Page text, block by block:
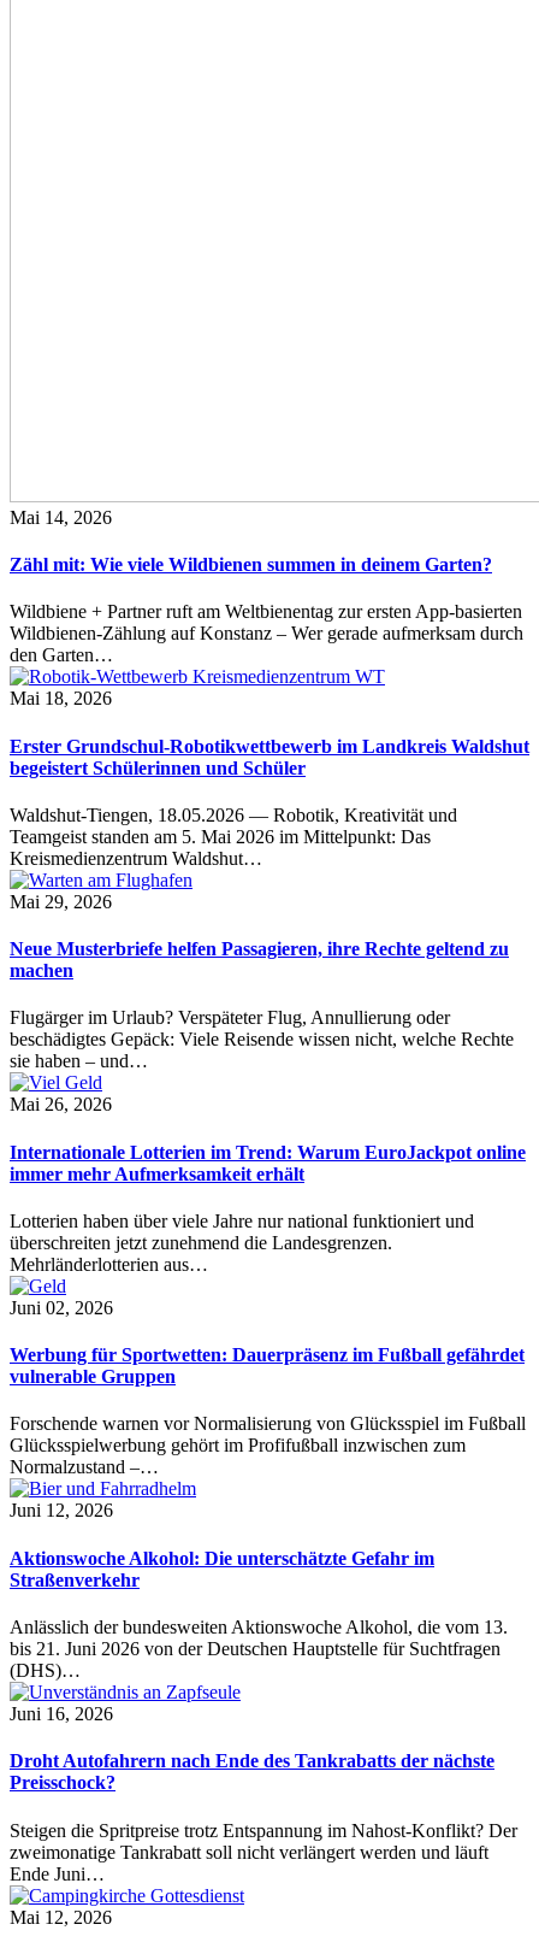
Mai 14, 2026
Zähl mit: Wie viele Wildbienen summen in deinem Garten?
Wildbiene + Partner ruft am Weltbienentag zur ersten App-basierten
Wildbienen-Zählung auf Konstanz – Wer gerade aufmerksam durch
den Garten…
Mai 18, 2026
Erster Grundschul-Robotikwettbewerb im Landkreis Waldshut
begeistert Schülerinnen und Schüler
Waldshut-Tiengen, 18.05.2026 — Robotik, Kreativität und
Teamgeist standen am 5. Mai 2026 im Mittelpunkt: Das
Kreismedienzentrum Waldshut…
Mai 29, 2026
Neue Musterbriefe helfen Passagieren, ihre Rechte geltend zu
machen
Flugärger im Urlaub? Verspäteter Flug, Annullierung oder
beschädigtes Gepäck: Viele Reisende wissen nicht, welche Rechte
sie haben – und…
Mai 26, 2026
Internationale Lotterien im Trend: Warum EuroJackpot online
immer mehr Aufmerksamkeit erhält
Lotterien haben über viele Jahre nur national funktioniert und
überschreiten jetzt zunehmend die Landesgrenzen.
Mehrländerlotterien aus…
Juni 02, 2026
Werbung für Sportwetten: Dauerpräsenz im Fußball gefährdet
vulnerable Gruppen
Forschende warnen vor Normalisierung von Glücksspiel im Fußball
Glücksspielwerbung gehört im Profifußball inzwischen zum
Normalzustand –…
Juni 12, 2026
Aktionswoche Alkohol: Die unterschätzte Gefahr im
Straßenverkehr
Anlässlich der bundesweiten Aktionswoche Alkohol, die vom 13.
bis 21. Juni 2026 von der Deutschen Hauptstelle für Suchtfragen
(DHS)…
Juni 16, 2026
Droht Autofahrern nach Ende des Tankrabatts der nächste
Preisschock?
Steigen die Spritpreise trotz Entspannung im Nahost-Konflikt? Der
zweimonatige Tankrabatt soll nicht verlängert werden und läuft
Ende Juni…
Mai 12, 2026